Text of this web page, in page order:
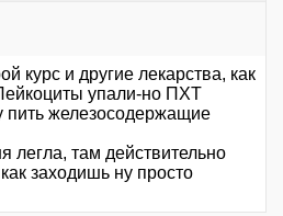
курс и другие лекарства, как
упали-но ПХТ
пить железосодержащие
легла, там действительно
заходишь ну просто